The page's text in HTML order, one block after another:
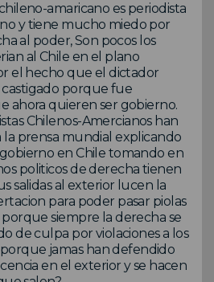
amaricano es periodista
y tiene mucho miedo por
al poder, Son pocos los
al Chile en el plano
el hecho que el dictador
porque fue
ahora quieren ser gobierno.
Chilenos-Amercianos han
la prensa mundial explicando
en Chile tomando en
politicos de derecha tienen
salidas al exterior lucen la
para poder pasar piolas
siempre la derecha se
de culpa por violaciones a los
jamas han defendido
en el exterior y se hacen